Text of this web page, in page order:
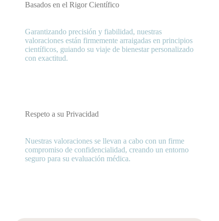
Basados en el Rigor Científico
Garantizando precisión y fiabilidad, nuestras
valoraciones están firmemente arraigadas en principios
científicos, guiando su viaje de bienestar personalizado
con exactitud.
Respeto a su Privacidad
Nuestras valoraciones se llevan a cabo con un firme
compromiso de confidencialidad, creando un entorno
seguro para su evaluación médica.